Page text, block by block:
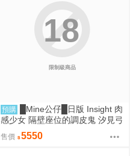
限制級商品
18
預購
█Mine公仔█日版 Insight 肉
感少女 隔壁座位的調皮鬼 汐見弓
良 1/6 PMMA D9260
售價 5550